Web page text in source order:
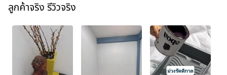
ลูกค้าจริง รีวิวจริง